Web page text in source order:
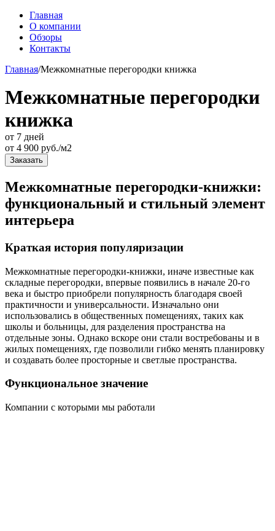
Главная
О компании
Обзоры
Контакты
Главная/Межкомнатные перегородки книжка
Межкомнатные перегородки
книжка
от 7 дней
от 4 900 руб./м2
Заказать
Межкомнатные перегородки-книжки:
функциональный и стильный элемент
интерьера
Краткая история популяризации
Межкомнатные перегородки-книжки, иначе известные как
складные перегородки, впервые появились в начале 20-го
века и быстро приобрели популярность благодаря своей
практичности и универсальности. Изначально они
использовались в общественных помещениях, таких как
школы и больницы, для разделения пространства на
отдельные зоны. Однако вскоре они стали востребованы и в
жилых помещениях, где позволили гибко менять планировку
и создавать более просторные и светлые пространства.
Функциональное значение
Компании с которыми мы работали